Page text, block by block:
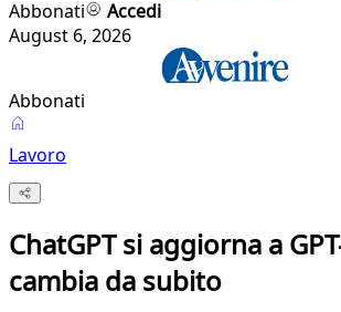
Abbonati
Accedi
August 6, 2026
Abbonati
Lavoro
ChatGPT si aggiorna a
cambia da subito